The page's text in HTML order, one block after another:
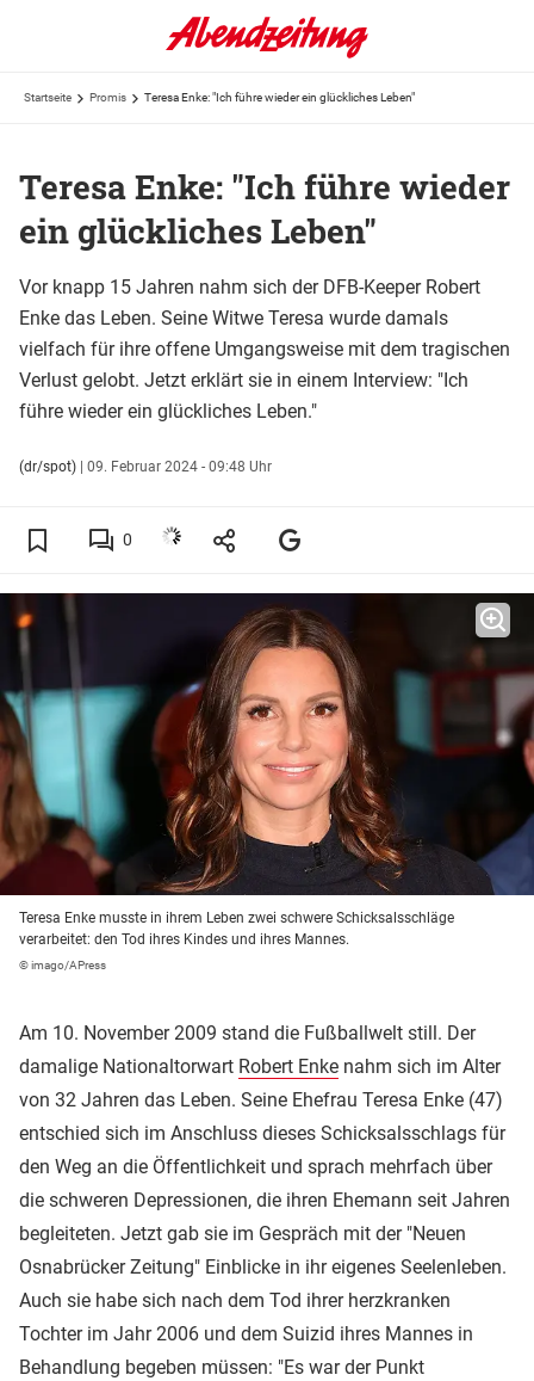
Startseite Promis Teresa Enke: "Ich führe wieder ein glückliches Leben"
Teresa Enke: "Ich führe wieder
ein glückliches Leben"
Vor knapp 15 Jahren nahm sich der DFB-Keeper Robert
Enke das Leben. Seine Witwe Teresa wurde damals
vielfach für ihre offene Umgangsweise mit dem tragischen
Verlust gelobt. Jetzt erklärt sie in einem Interview: "Ich
führe wieder ein glückliches Leben."
(dr/spot) | 09. Februar 2024 - 09:48 Uhr
0
Teresa Enke musste in ihrem Leben zwei schwere Schicksalsschläge
verarbeitet: den Tod ihres Kindes und ihres Mannes.
© imago/APress
Am 10. November 2009 stand die Fußballwelt still. Der
damalige Nationaltorwart Robert Enke nahm sich im Alter
von 32 Jahren das Leben. Seine Ehefrau Teresa Enke (47)
entschied sich im Anschluss dieses Schicksalsschlags für
den Weg an die Öffentlichkeit und sprach mehrfach über
die schweren Depressionen, die ihren Ehemann seit Jahren
begleiteten. Jetzt gab sie im Gespräch mit der "Neuen
Osnabrücker Zeitung" Einblicke in ihr eigenes Seelenleben.
Auch sie habe sich nach dem Tod ihrer herzkranken
Tochter im Jahr 2006 und dem Suizid ihres Mannes in
Behandlung begeben müssen: "Es war der Punkt